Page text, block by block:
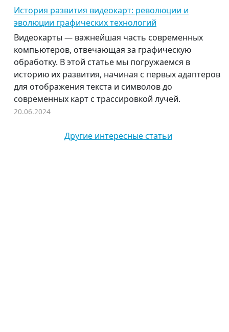
История развития видеокарт: революции и
эволюции графических технологий
Видеокарты — важнейшая часть современных
компьютеров, отвечающая за графическую
обработку. В этой статье мы погружаемся в
историю их развития, начиная с первых адаптеров
для отображения текста и символов до
современных карт с трассировкой лучей.
20.06.2024
Другие интересные статьи